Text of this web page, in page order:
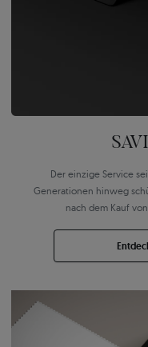
Der einzige Service
Generationen hinweg
nach dem Kauf